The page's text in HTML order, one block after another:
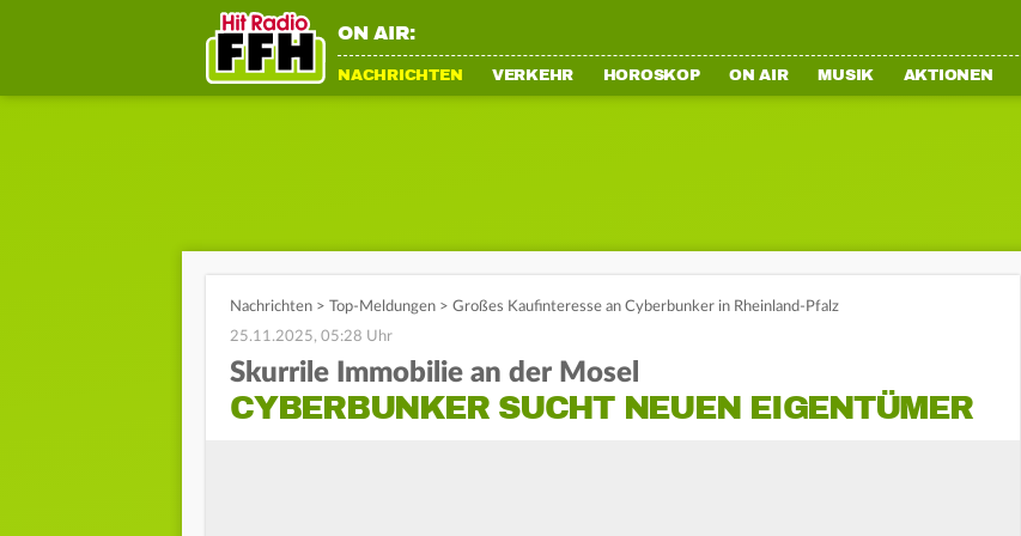
ON AIR:
NACHRICHTEN VERKEHR HOROSKOP ON AIR MUSIK AKTIONEN
Nachrichten > Top-Meldungen > Großes Kaufinteresse an Cyberbunker in Rheinland-Pfalz
25.11.2025, 05:28 Uhr
Skurrile Immobilie an der Mosel
CYBERBUNKER SUCHT NEUEN EIGENTÜMER